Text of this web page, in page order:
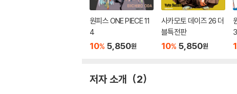
원피스 ONE PIECE 11
4
10% 5,850원
사카모토 데이즈 26 더
블특전판
10% 5,850원
3
저자 소개 2